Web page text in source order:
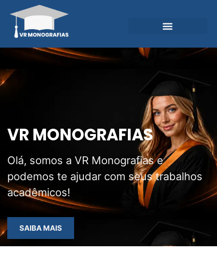
VR MONOGRAFIAS
Olá, somos a VR Monografias e
podemos te ajudar com seus trabalhos
acadêmicos!
SAIBA MAIS